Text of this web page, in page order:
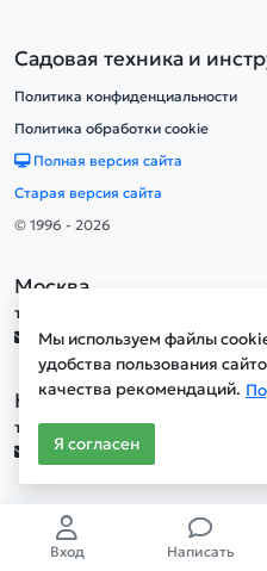
Мы используем файлы
удобства пользования
качества рекомендаций.
Я согласен
Садовая техника и
Политика конфиденциальности
Политика обработки cookie
Полная версия сайта
Старая версия сайта
© 1996 - 2026
Москва
тел.
Новосибирск
тел.
Вход Написать